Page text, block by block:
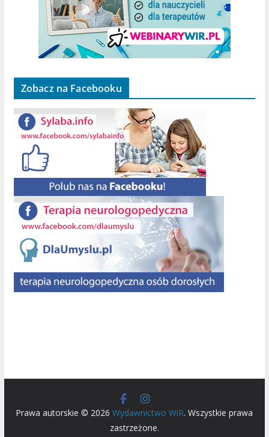
Zobacz na Facebooku
Prawa autorskie © 2026Wydawnictwo WiR. Wszystkie prawa
zastrzeżone.